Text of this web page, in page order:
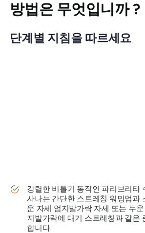
방법은 무엇입니까 ?
단계별 지침을 따르세요
강렬한 비틀기 동작인 파리브리타
사나는 간단한 스트레칭 워밍업과
운 자세 엄지발가락 자세 또는 누
지발가락에 대기 스트레칭과 같은
합니다